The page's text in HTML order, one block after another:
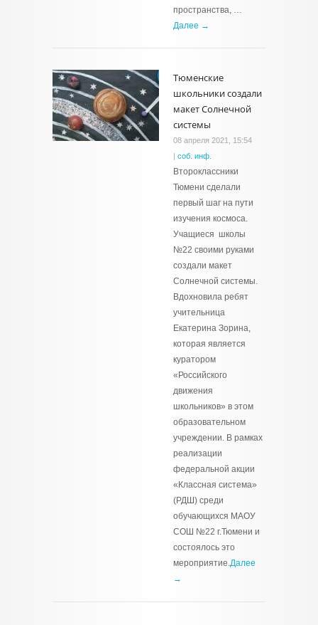
пространства, …
Далее →
Тюменские
школьники создали
макет Солнечной
системы
08 апреля 2021, 15:54
| соб. инф.
Второклассники
Тюмени сделали
первый шаг на пути
изучения космоса.
Учащиеся школы
№22 своими руками
создали макет
Солнечной системы.
Вдохновила ребят
учительница
Екатерина Зорина,
которая является
куратором
«Российского
движения
школьников» в этом
образовательном
учреждении. В рамках
реализации
федеральной акции
«Классная система»
(РДШ) среди
обучающихся МАОУ
СОШ №22 г.Тюмени и
состоялось это
мероприятие.Далее
→